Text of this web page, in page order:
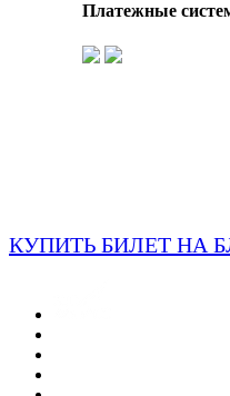
Платежные
КУПИТЬ БИЛЕТ НА